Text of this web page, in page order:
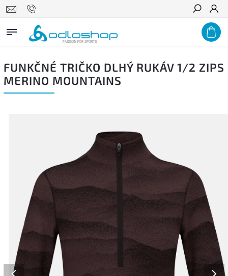
Hľadať
FUNKČNÉ TRIČKO DLHÝ RUKÁV 1/2 ZIPS
MERINO MOUNTAINS